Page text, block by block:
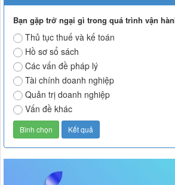
Bạn gặp trở ngại gì trong quá trình vận
Thủ tục thuế và kế toán
Hồ sơ sổ sách
Các vấn đề pháp lý
Tài chính doanh nghiệp
Quản trị doanh nghiệp
Vấn đề khác